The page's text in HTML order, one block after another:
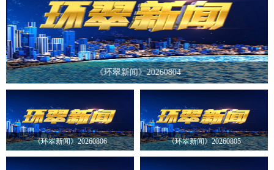
《环翠新闻》20260804
《环翠新闻》20260806 《环翠新闻》20260805